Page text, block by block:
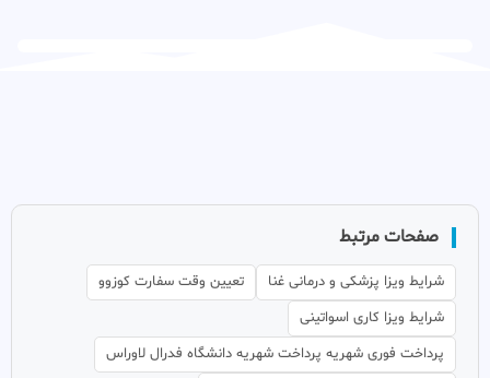
صفحات مرتبط
شرایط ویزا پزشکی و درمانی غنا
تعیین وقت سفارت کوزوو
شرایط ویزا کاری اسواتینی
پرداخت فوری شهریه پرداخت شهریه دانشگاه فدرال لاوراس